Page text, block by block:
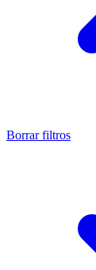
Borrar filtros